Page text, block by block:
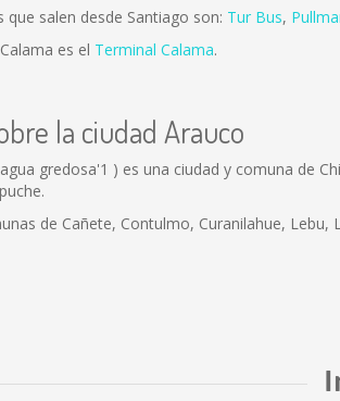
que salen desde Santiago son: Tur Bus,
es el Terminal Calama.
la ciudad Arauco
gredosa'1 ) es una ciudad y comuna de
de Cañete, Contulmo, Curanilahue,